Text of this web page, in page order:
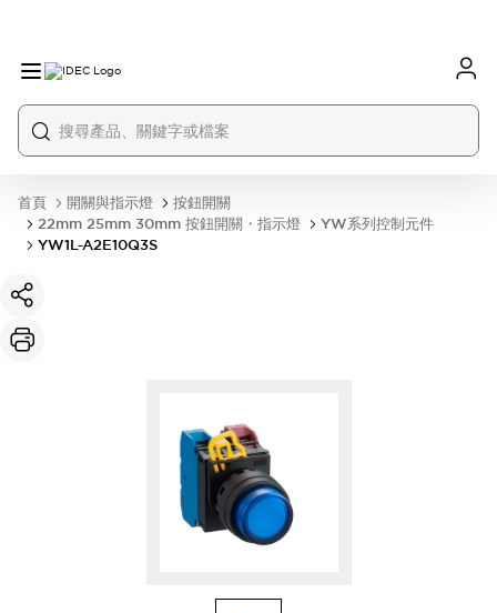
首頁 開關與指示燈
按鈕開關
22mm 25mm 30mm 按鈕開關・指示燈
YW系列控制元件
YW1L-A2E10Q3S